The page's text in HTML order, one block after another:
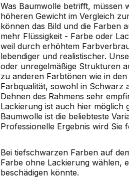
Was Baumwolle betrifft, müssen
höheren Gewicht im Vergleich
können das Bild und die Farben
mehr Flüssigkeit - Farbe oder
weil durch erhöhtem
lebendiger und realistischer.
oder unregelmäßige Strukturen
zu anderen Farbtönen wie in
Farbqualität, sowohl in Schwarz
Dehnen des Rahmens sehr
Lackierung ist auch hier möglich
Baumwolle ist die beliebteste
Professionelle Ergebnis wird Sie
Bei tiefschwarzen Farben auf
Farbe ohne Lackierung wählen,
beschädigen könnte.